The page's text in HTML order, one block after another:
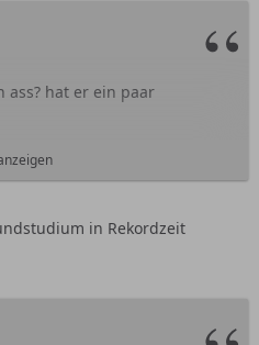
ass? hat er ein paar
Das gilt im Übrigen
Wer wegen des Streiks sein
in Rekordzeit